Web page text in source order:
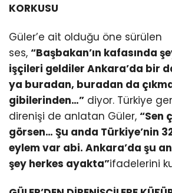
KORKUSU
Güler’e ait olduğu öne sürülen
ses, “Başbakan’ın kafasında
işçileri geldiler Ankara’da bir
ya buradan, buradan da
gibilerinden…” diyor. Türkiye
direnişi de anlatan Güler, “Sen
görsen… Şu anda Türkiye’nin
eylem var abi. Ankara’da şu
şey herkes ayakta”ifadelerini